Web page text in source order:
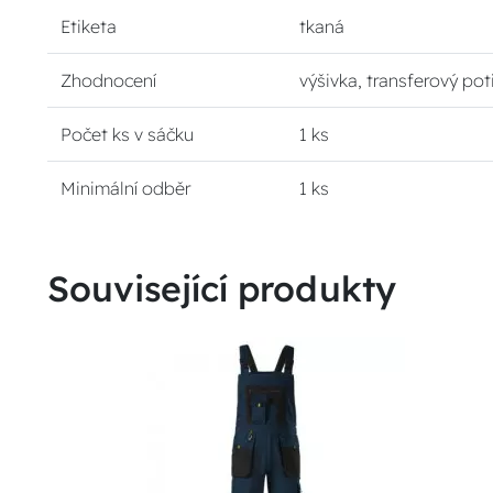
Etiketa tkaná
Zhodnocení výšivka, transferový
Počet ks v sáčku 1 ks
Minimální odběr 1 ks
Související produkty